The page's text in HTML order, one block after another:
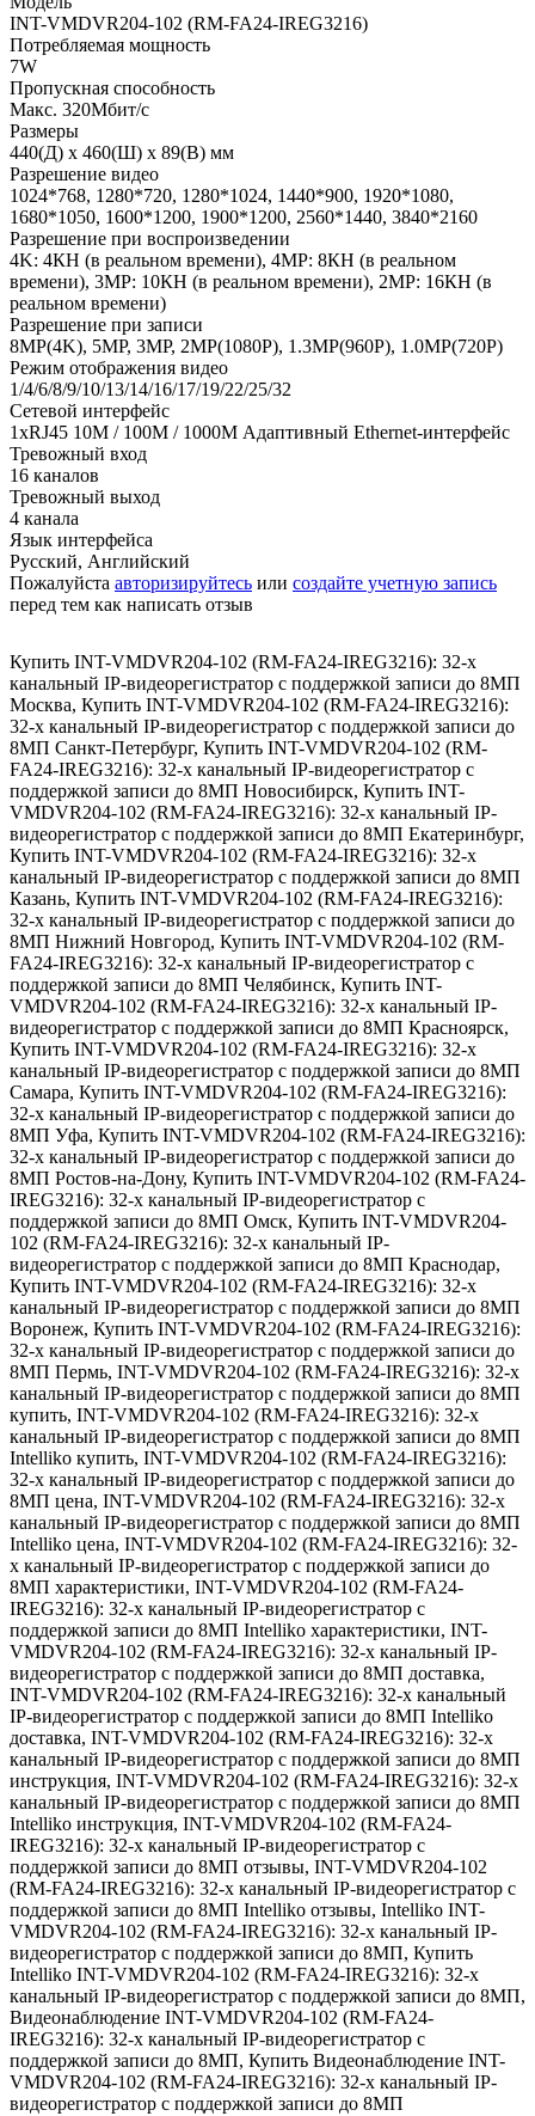
INT-VMDVR204-102 (RM-FA24-IREG3216)
Потребляемая мощность
7W
Пропускная способность
Макс. 320Мбит/с
Размеры
440(Д) х 460(Ш) х 89(В) мм
Разрешение видео
1024*768, 1280*720, 1280*1024, 1440*900, 1920*1080,
1680*1050, 1600*1200, 1900*1200, 2560*1440, 3840*2160
Разрешение при воспроизведении
4K: 4КН (в реальном времени), 4MP: 8КН (в реальном
времени), 3MP: 10КН (в реальном времени), 2MP: 16КН (в
реальном времени)
Разрешение при записи
8MP(4K), 5MP, 3MP, 2MP(1080P), 1.3MP(960P), 1.0MP(720P)
Режим отображения видео
1/4/6/8/9/10/13/14/16/17/19/22/25/32
Сетевой интерфейс
1xRJ45 10M / 100M / 1000M Адаптивный Ethernet-интерфейс
Тревожный вход
16 каналов
Тревожный выход
4 канала
Язык интерфейса
Русский, Английский
Пожалуйста авторизируйтесь или создайте учетную запись
перед тем как написать отзыв
Купить INT-VMDVR204-102 (RM-FA24-IREG3216): 32-х
канальный IP-видеорегистратор с поддержкой записи до 8МП
Москва, Купить INT-VMDVR204-102 (RM-FA24-IREG3216):
32-х канальный IP-видеорегистратор с поддержкой записи до
8МП Санкт-Петербург, Купить INT-VMDVR204-102 (RM-
FA24-IREG3216): 32-х канальный IP-видеорегистратор с
поддержкой записи до 8МП Новосибирск, Купить INT-
VMDVR204-102 (RM-FA24-IREG3216): 32-х канальный IP-
видеорегистратор с поддержкой записи до 8МП Екатеринбург,
Купить INT-VMDVR204-102 (RM-FA24-IREG3216): 32-х
канальный IP-видеорегистратор с поддержкой записи до 8МП
Казань, Купить INT-VMDVR204-102 (RM-FA24-IREG3216):
32-х канальный IP-видеорегистратор с поддержкой записи до
8МП Нижний Новгород, Купить INT-VMDVR204-102 (RM-
FA24-IREG3216): 32-х канальный IP-видеорегистратор с
поддержкой записи до 8МП Челябинск, Купить INT-
VMDVR204-102 (RM-FA24-IREG3216): 32-х канальный IP-
видеорегистратор с поддержкой записи до 8МП Красноярск,
Купить INT-VMDVR204-102 (RM-FA24-IREG3216): 32-х
канальный IP-видеорегистратор с поддержкой записи до 8МП
Самара, Купить INT-VMDVR204-102 (RM-FA24-IREG3216):
32-х канальный IP-видеорегистратор с поддержкой записи до
8МП Уфа, Купить INT-VMDVR204-102 (RM-FA24-IREG3216):
32-х канальный IP-видеорегистратор с поддержкой записи до
8МП Ростов-на-Дону, Купить INT-VMDVR204-102 (RM-FA24-
IREG3216): 32-х канальный IP-видеорегистратор с
поддержкой записи до 8МП Омск, Купить INT-VMDVR204-
102 (RM-FA24-IREG3216): 32-х канальный IP-
видеорегистратор с поддержкой записи до 8МП Краснодар,
Купить INT-VMDVR204-102 (RM-FA24-IREG3216): 32-х
канальный IP-видеорегистратор с поддержкой записи до 8МП
Воронеж, Купить INT-VMDVR204-102 (RM-FA24-IREG3216):
32-х канальный IP-видеорегистратор с поддержкой записи до
8МП Пермь, INT-VMDVR204-102 (RM-FA24-IREG3216): 32-х
канальный IP-видеорегистратор с поддержкой записи до 8МП
купить, INT-VMDVR204-102 (RM-FA24-IREG3216): 32-х
канальный IP-видеорегистратор с поддержкой записи до 8МП
Intelliko купить, INT-VMDVR204-102 (RM-FA24-IREG3216):
32-х канальный IP-видеорегистратор с поддержкой записи до
8МП цена, INT-VMDVR204-102 (RM-FA24-IREG3216): 32-х
канальный IP-видеорегистратор с поддержкой записи до 8МП
Intelliko цена, INT-VMDVR204-102 (RM-FA24-IREG3216): 32-
х канальный IP-видеорегистратор с поддержкой записи до
8МП характеристики, INT-VMDVR204-102 (RM-FA24-
IREG3216): 32-х канальный IP-видеорегистратор с
поддержкой записи до 8МП Intelliko характеристики, INT-
VMDVR204-102 (RM-FA24-IREG3216): 32-х канальный IP-
видеорегистратор с поддержкой записи до 8МП доставка,
INT-VMDVR204-102 (RM-FA24-IREG3216): 32-х канальный
IP-видеорегистратор с поддержкой записи до 8МП Intelliko
доставка, INT-VMDVR204-102 (RM-FA24-IREG3216): 32-х
канальный IP-видеорегистратор с поддержкой записи до 8МП
инструкция, INT-VMDVR204-102 (RM-FA24-IREG3216): 32-х
канальный IP-видеорегистратор с поддержкой записи до 8МП
Intelliko инструкция, INT-VMDVR204-102 (RM-FA24-
IREG3216): 32-х канальный IP-видеорегистратор с
поддержкой записи до 8МП отзывы, INT-VMDVR204-102
(RM-FA24-IREG3216): 32-х канальный IP-видеорегистратор с
поддержкой записи до 8МП Intelliko отзывы, Intelliko INT-
VMDVR204-102 (RM-FA24-IREG3216): 32-х канальный IP-
видеорегистратор с поддержкой записи до 8МП, Купить
Intelliko INT-VMDVR204-102 (RM-FA24-IREG3216): 32-х
канальный IP-видеорегистратор с поддержкой записи до 8МП,
Видеонаблюдение INT-VMDVR204-102 (RM-FA24-
IREG3216): 32-х канальный IP-видеорегистратор с
поддержкой записи до 8МП, Купить Видеонаблюдение INT-
VMDVR204-102 (RM-FA24-IREG3216): 32-х канальный IP-
видеорегистратор с поддержкой записи до 8МП